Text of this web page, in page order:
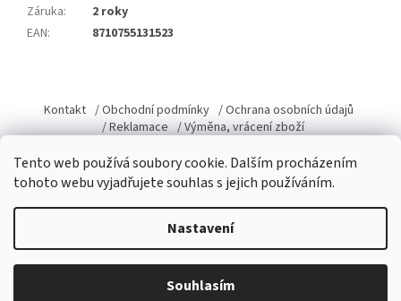
Tento web používá soubory cookie. Dalším procházením
tohoto webu vyjadřujete souhlas s jejich používáním.
Nastavení
Souhlasím
Záruka:
2 roky
EAN: 8710755131523
p
a
Kontakt / Obchodní podmínky / Ochrana osobních údajů
/ Reklamace / Výměna, vrácení zboží
Copyright 2026Domacky.cz. Všechna práva vyhrazena.Upravit
nastavení cookies